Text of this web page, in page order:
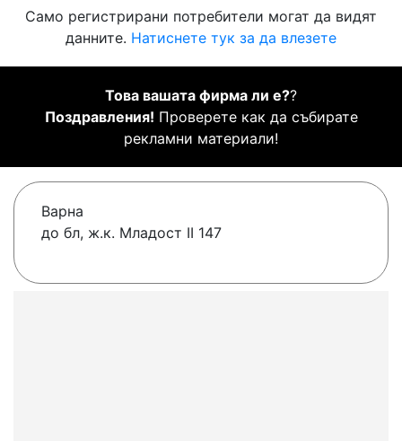
Само регистрирани потребители могат да видят
данните. Натиснете тук за да влезете
Това вашата фирма ли е??
Поздравления! Проверете как да събирате
рекламни материали!
Варна
до бл, ж.к. Младост II 147